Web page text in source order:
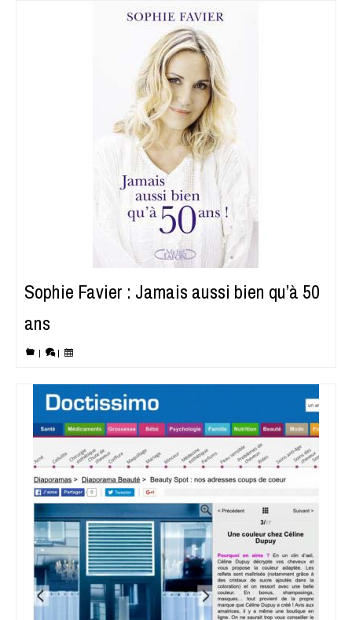
Sophie Favier : Jamais aussi bien qu’à 50
ans
| |